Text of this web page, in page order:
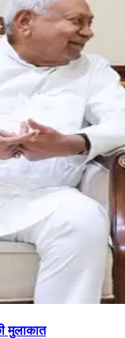
मुलाकात